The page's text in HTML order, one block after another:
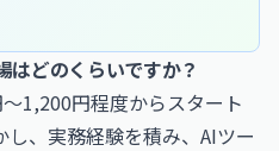
はどのくらいですか？
1,200円程度からスタート
、実務経験を積み、AIツー